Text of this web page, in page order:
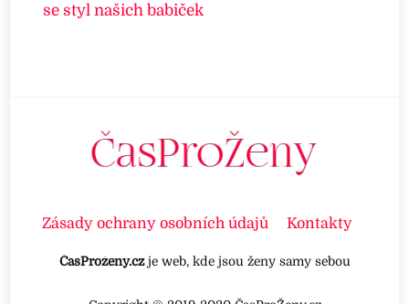
se styl našich babiček
Zásady ochrany osobních údajů Kontakty
ČasProženy.czje web, kde jsou ženy samy sebou